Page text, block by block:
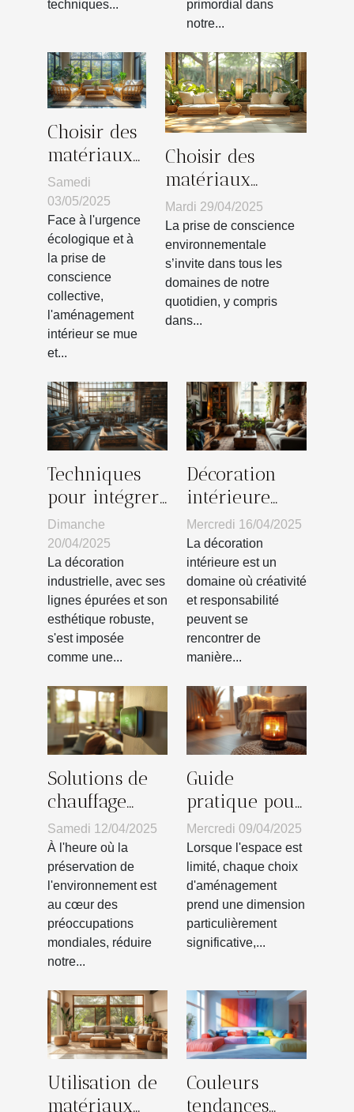
techniques...
primordial dans
notre...
Choisir des
matériaux
écologiques
pour votre
intérieur
tendances
et bénéfices
Samedi
03/05/2025
Face à l'urgence
écologique et à
la prise de
conscience
collective,
l'aménagement
intérieur se mue
et...
Choisir des
matériaux
écoresponsables
pour sa
décoration
intérieure
tendances et
impact
Mardi 29/04/2025
La prise de conscience
environnementale
s’invite dans tous les
domaines de notre
quotidien, y compris
dans...
Techniques
pour intégrer
des matériaux
recyclés dans
la déco
industrielle
Dimanche
20/04/2025
La décoration
industrielle, avec ses
lignes épurées et son
esthétique robuste,
s'est imposée
comme une...
Décoration
intérieure
avec des
matériaux
recyclés DIY
et éco-
responsabilité
Mercredi 16/04/2025
La décoration
intérieure est un
domaine où créativité
et responsabilité
peuvent se
rencontrer de
manière...
Solutions de
chauffage
écologique
pour réduire
la facture
énergétique
Samedi 12/04/2025
À l'heure où la
préservation de
l'environnement est
au cœur des
préoccupations
mondiales, réduire
notre...
Guide
pratique pour
choisir le
chauffage
idéal pour
petits espaces
Mercredi 09/04/2025
Lorsque l'espace est
limité, chaque choix
d'aménagement
prend une dimension
particulièrement
significative,...
Utilisation de
matériaux
Couleurs
tendances